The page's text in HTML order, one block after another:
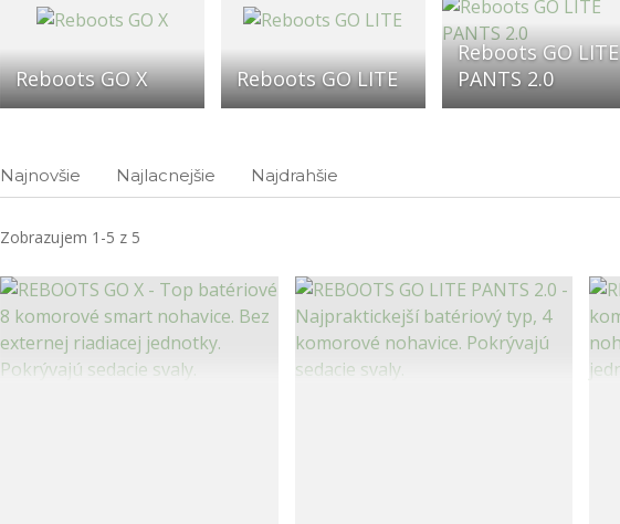
Reboots GO X Reboots GO LITE
Reboots GO LITE
PANTS 2.0
Najnovšie Najlacnejšie Najdrahšie
Zobrazujem 1-5 z 5